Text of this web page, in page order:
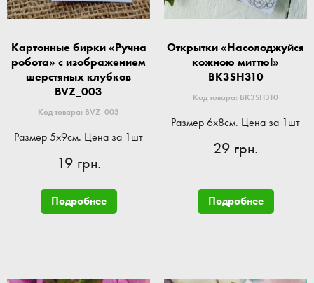
Картонные бирки «Ручна
робота» с изображением
шерстяных клубков
BVZ_003
Код товара: BVZ_003
Размер 5x9см. Цена за 1шт
19 грн.
Подробнее
Открытки «Насолоджуйся
кожною миттю!»
BK3SH310
Код товара: BK3SH310
Размер 6x8см. Цена за 1шт
29 грн.
Подробнее